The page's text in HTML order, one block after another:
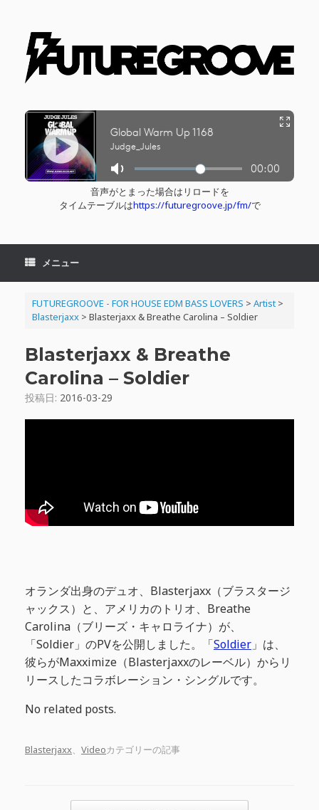
音声がとまった場合はリロードを
タイムテーブルはhttps://futuregroove.jp/fm/で
メニュー
FUTUREGROOVE - FOR HOUSE EDM BASS LOVERS > Artist>
Blasterjaxx> Blasterjaxx & Breathe Carolina – Soldier
Blasterjaxx & Breathe
Carolina – Soldier
投稿日: 2016-03-29
オランダ出身のデュオ、Blasterjaxx（ブラスタージ
ャックス）と、アメリカのトリオ、Breathe
Carolina（ブリーズ・キャロライナ）が、
「Soldier」のPVを公開しました。「Soldier 」は、
彼らがMaxximize（Blasterjaxxのレーベル）からリ
リースしたコラボレーション・シングルです。
No related posts.
Blasterjaxx、 Videoカテゴリーの記事